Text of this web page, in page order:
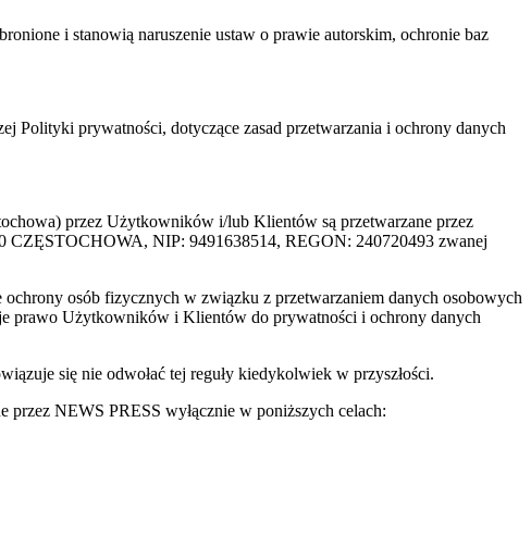
i stanowią naruszenie ustaw o prawie autorskim, ochronie baz
Polityki prywatności, dotyczące zasad przetwarzania i ochrony danych
przez Użytkowników i/lub Klientów są przetwarzane przez
NIP: 9491638514, REGON: 240720493 zwanej
osób fizycznych w związku z przetwarzaniem danych osobowych
prawo Użytkowników i Klientów do prywatności i ochrony danych
się nie odwołać tej reguły kiedykolwiek w przyszłości.
przez NEWS PRESS wyłącznie w poniższych celach: